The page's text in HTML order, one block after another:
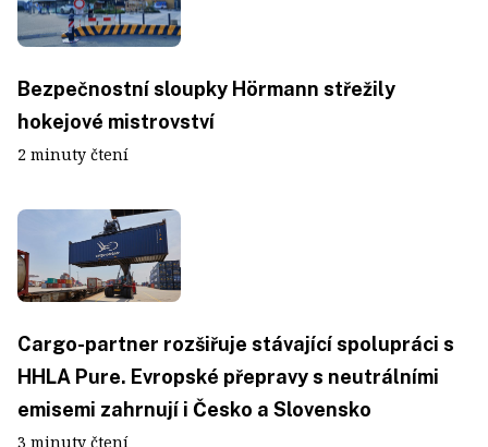
Bezpečnostní sloupky Hörmann střežily
hokejové mistrovství
2 minuty čtení
Cargo-partner rozšiřuje stávající spolupráci s
HHLA Pure. Evropské přepravy s neutrálními
emisemi zahrnují i Česko a Slovensko
3 minuty čtení